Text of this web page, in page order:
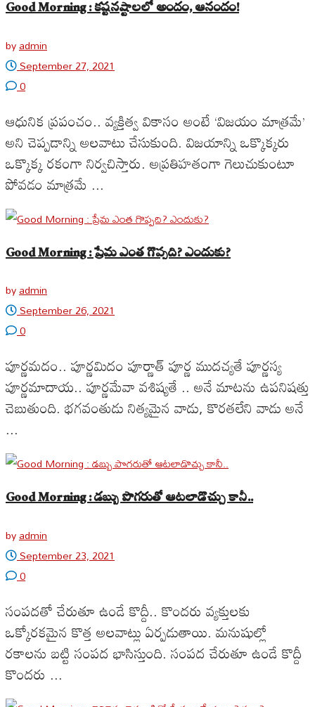
Good Morning : కష్టనష్టాలలో అందం, ఆనందం!
byadmin
September 27, 2021
0
ఆధునిక ప్రపంచం.. వ్యక్తిత్వ వికాసం అంటే ‘విజయం మాత్రమే’
అని చెప్పడాన్ని అలవాటు చేసుకుంది. విజయాన్ని ఒక్కొక్కరు
ఒక్కొక్క రకంగా నిర్వచిస్తారు. అప్రతిహతంగా గెలుచుకుంటూ
పోవడం మాత్రమే ...
Good Morning : ప్రేమ ఎంత గొప్పది? ఎందుకు?
byadmin
September 26, 2021
0
పూర్ణమదం.. పూర్ణమిదం పూర్ణాత్ పూర్ణ ముదచ్యతే పూర్ణస్య
పూర్ణమాదాయ.. పూర్ణమేవా వశిష్యతే .. అనే మాటను ఉపనిషత్తు
చెబుతుంది. భగవంతుడు నిత్యమైన వాడు, కొరతలేని వాడు అనే
...
Good Morning : డబ్బు పొగరుతో ఆటలాడొచ్చు కానీ..
byadmin
September 23, 2021
0
సంపదతో చేరుతూ ఉండే కొద్దీ.. కొందరు వ్యక్తులకు
ఒక్కోరకమైన కొత్త అలవాట్లు ఏర్పడుతాయి. మనుషుల్లో
రకాలను బట్టి సంపద భాసిస్తుంది. సంపద చేరుతూ ఉండే కొద్దీ
కొందరు ...